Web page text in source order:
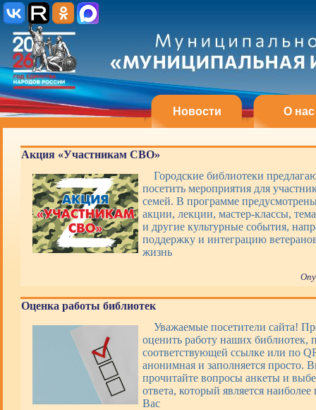
Новости О нас
Акция «Участникам СВО»
Городские библиотеки
посетить мероприятия для
семей. В программе
акции, лекции, мастер-классы,
и другие культурные события,
поддержку и интеграцию
жизнь
Оценка работы библиотек
Уважаемые посетители сайта!
оценить работу наших библиотек,
соответствующей ссылке или по
анонимная и заполняется просто.
прочитайте вопросы анкеты и
ответа, который является
Вас